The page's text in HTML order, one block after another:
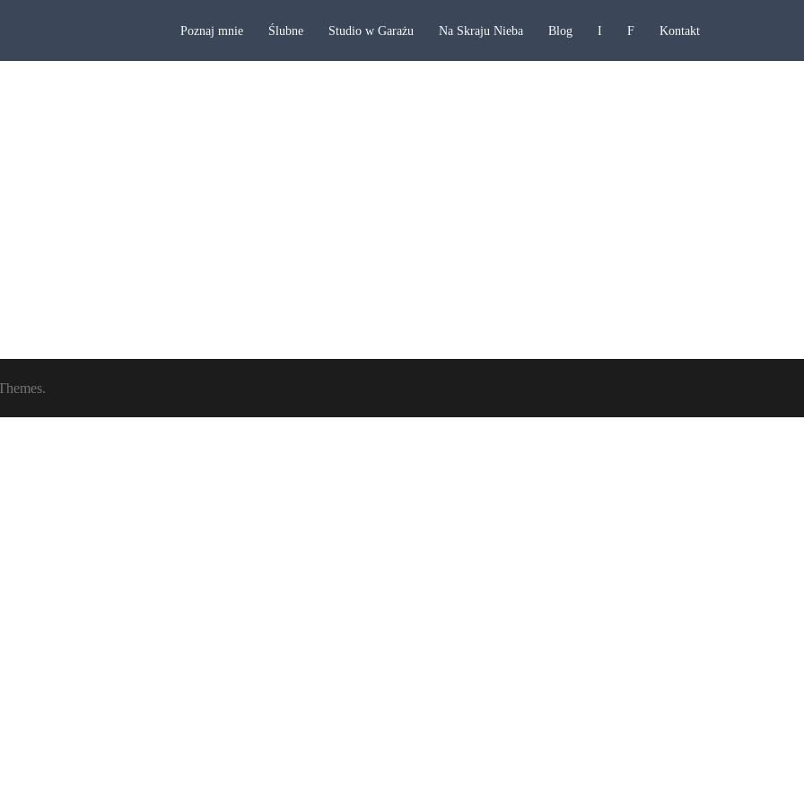
Poznaj mnie Ślubne Studio w Garażu Na Skraju Nieba Blog I F Kontakt